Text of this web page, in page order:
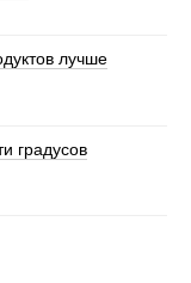
лучше
градусов